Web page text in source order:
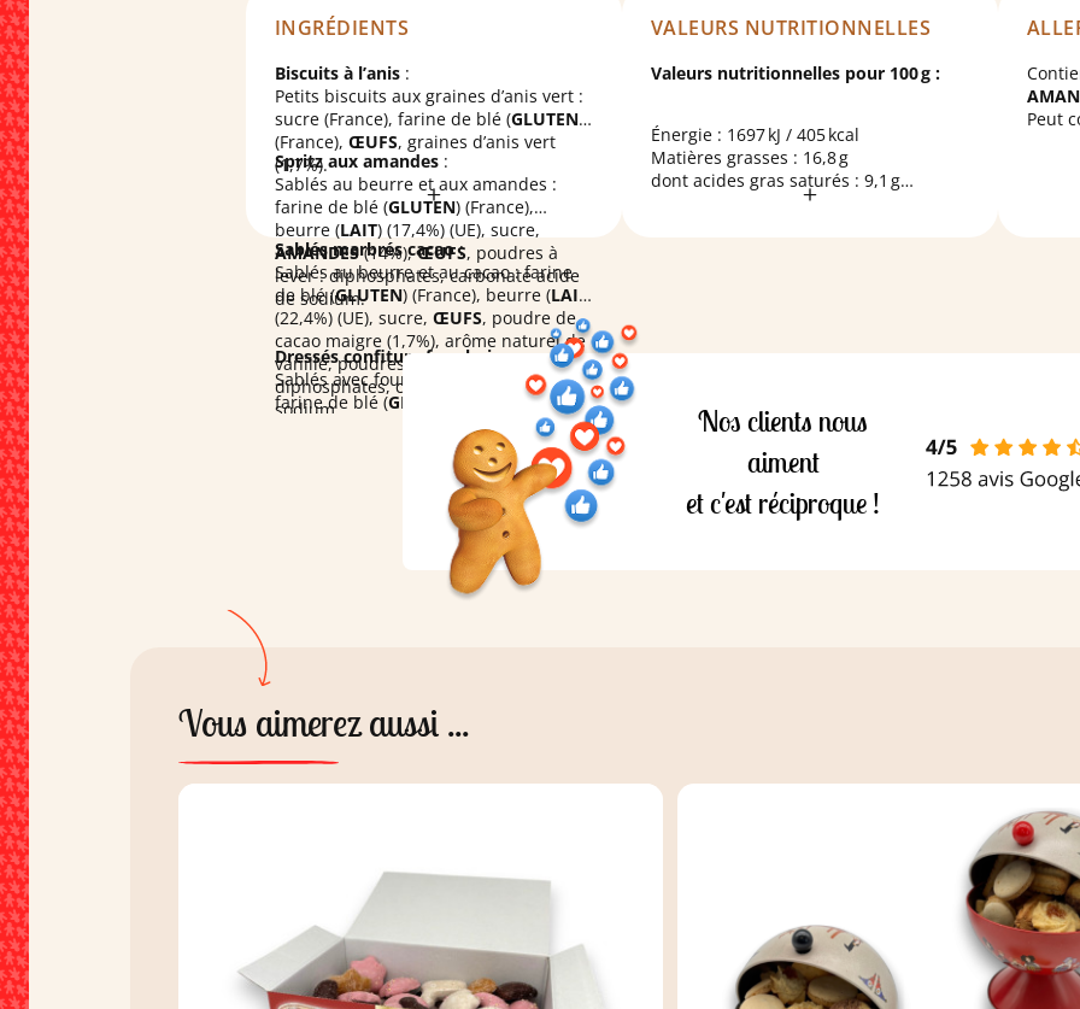
INGRÉDIENTS
Biscuits à l’anis :
Petits biscuits aux graines d’anis vert :
sucre (France), farine de blé (GLUTEN)
(France), ŒUFS, graines d’anis vert
(1,7%).
Spritz aux amandes :
Sablés au beurre et aux amandes :
farine de blé (GLUTEN) (France),
beurre (LAIT) (17,4%) (UE), sucre,
AMANDES(14%),ŒUFS, poudres à
lever : diphosphates, carbonate acide
de sodium.
Sablés marbrés cacao:
Sablés au beurre et au cacao : farine
de blé (GLUTEN) (France), beurre (LAIT)
(22,4%) (UE), sucre, ŒUFS, poudre de
cacao maigre (1,7%), arôme naturel de
vanille, poudres à lever :
diphosphates, carbonate acide de
sodium.
Dressés confiture framboise
Sablés avec fourrage à la framboise :
farine de blé (GLUTEN
) (France), sucre,
) (UE), poudre
, eau, framboise (3,3%),
pommes, arôme naturel de vanille,
arôme naturel, poudres à lever :
diphosphates, carbonate acide de
VALEURS NUTRITIONNELLES
Valeurs nutritionnelles pour 100 g :
Énergie : 1697 kJ / 405 kcal
Matières grasses : 16,8 g
dont acides gras saturés : 9,1 g
Peut
Nos clients nous
aiment
et c'est réciproque !
Vous aimerez aussi ...